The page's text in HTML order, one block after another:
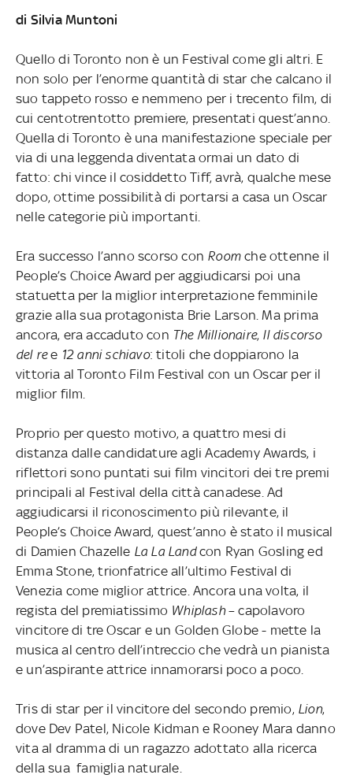
di Silvia Muntoni
Quello di Toronto non è un Festival come gli altri. E
non solo per l’enorme quantità di star che calcano il
suo tappeto rosso e nemmeno per i trecento film, di
cui centotrentotto premiere, presentati quest’anno.
Quella di Toronto è una manifestazione speciale per
via di una leggenda diventata ormai un dato di
fatto: chi vince il cosiddetto Tiff, avrà, qualche mese
dopo, ottime possibilità di portarsi a casa un Oscar
nelle categorie più importanti.
Era successo l’anno scorso con Room che ottenne il
People’s Choice Award per aggiudicarsi poi una
statuetta per la miglior interpretazione femminile
grazie alla sua protagonista Brie Larson. Ma prima
ancora, era accaduto con The Millionaire, Il discorso
del ree 12 anni schiavo: titoli che doppiarono la
vittoria al Toronto Film Festival con un Oscar per il
miglior film.
Proprio per questo motivo, a quattro mesi di
distanza dalle candidature agli Academy Awards, i
riflettori sono puntati sui film vincitori dei tre premi
principali al Festival della città canadese. Ad
aggiudicarsi il riconoscimento più rilevante, il
People’s Choice Award, quest’anno è stato il musical
di Damien Chazelle La La Landcon Ryan Gosling ed
Emma Stone, trionfatrice all’ultimo Festival di
Venezia come miglior attrice. Ancora una volta, il
regista del premiatissimo Whiplash– capolavoro
vincitore di tre Oscar e un Golden Globe - mette la
musica al centro dell’intreccio che vedrà un pianista
e un’aspirante attrice innamorarsi poco a poco.
Tris di star per il vincitore del secondo premio, Lion,
dove Dev Patel, Nicole Kidman e Rooney Mara danno
vita al dramma di un ragazzo adottato alla ricerca
della sua famiglia naturale.